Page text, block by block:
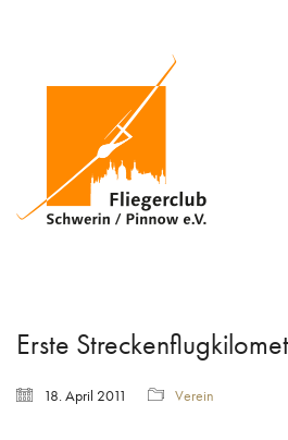
Erste
18. April 2011 Verein